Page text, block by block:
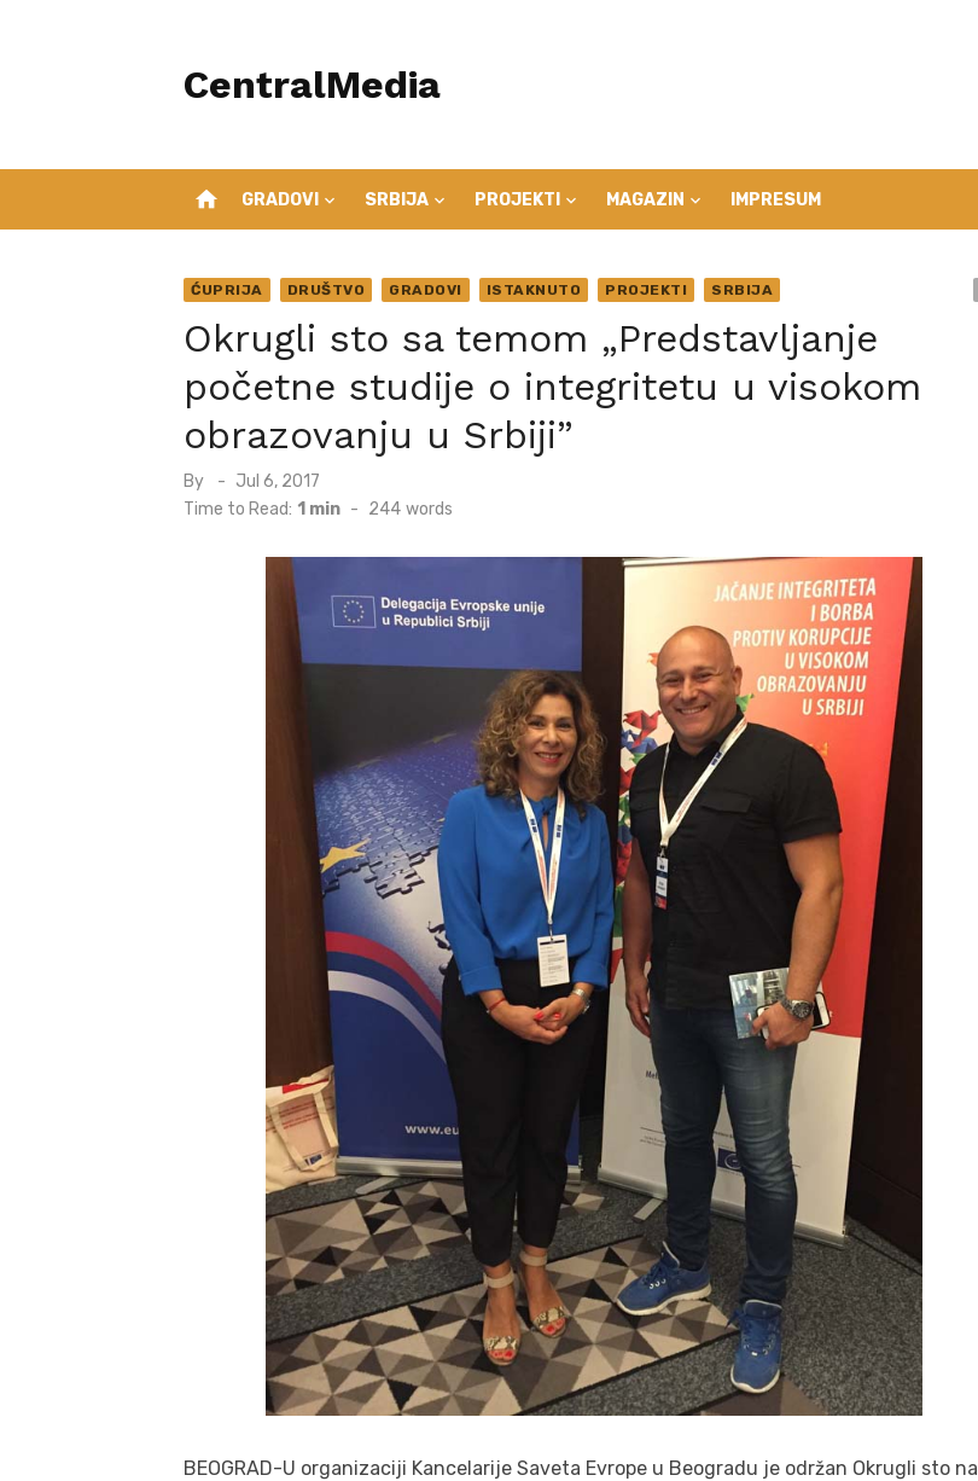
CentralMedia
home GRADOVI SRBIJA PROJEKTI MAGAZIN IMPRESUM
ĆUPRIJA DRUŠTVO GRADOVI ISTAKNUTO PROJEKTI SRBIJA
Okrugli sto sa temom „Predstavljanje
početne studije o integritetu u visokom
obrazovanju u Srbiji”
By
Posted
on
Jul 6, 2017
Time to Read: 1 min - 244 words
BEOGRAD-U organizaciji Kancelarije Saveta Evrope u Beogradu je održan Okrugli sto na